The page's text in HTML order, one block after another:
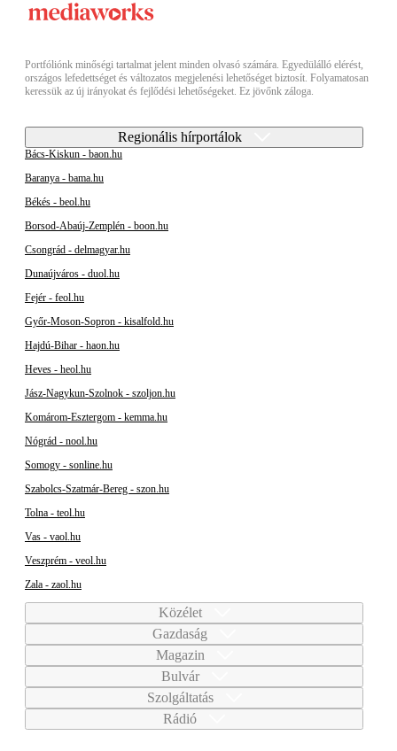
Portfóliónk minőségi tartalmat jelent minden olvasó számára. Egyedülálló elérést,
országos lefedettséget és változatos megjelenési lehetőséget biztosít. Folyamatosan
keressük az új irányokat és fejlődési lehetőségeket. Ez jövőnk záloga.
Regionális hírportálok
Bács-Kiskun - baon.hu
Baranya - bama.hu
Békés - beol.hu
Borsod-Abaúj-Zemplén - boon.hu
Csongrád - delmagyar.hu
Dunaújváros - duol.hu
Fejér - feol.hu
Győr-Moson-Sopron - kisalfold.hu
Hajdú-Bihar - haon.hu
Heves - heol.hu
Jász-Nagykun-Szolnok - szoljon.hu
Komárom-Esztergom - kemma.hu
Nógrád - nool.hu
Somogy - sonline.hu
Szabolcs-Szatmár-Bereg - szon.hu
Tolna - teol.hu
Vas - vaol.hu
Veszprém - veol.hu
Zala - zaol.hu
Közélet
Gazdaság
Magazin
Bulvár
Szolgáltatás
Rádió